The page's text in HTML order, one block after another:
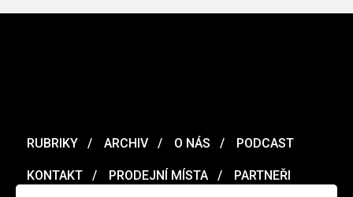
RUBRIKY ARCHIV O NÁS PODCAST
KONTAKT PRODEJNÍ MÍSTA PARTNEŘI